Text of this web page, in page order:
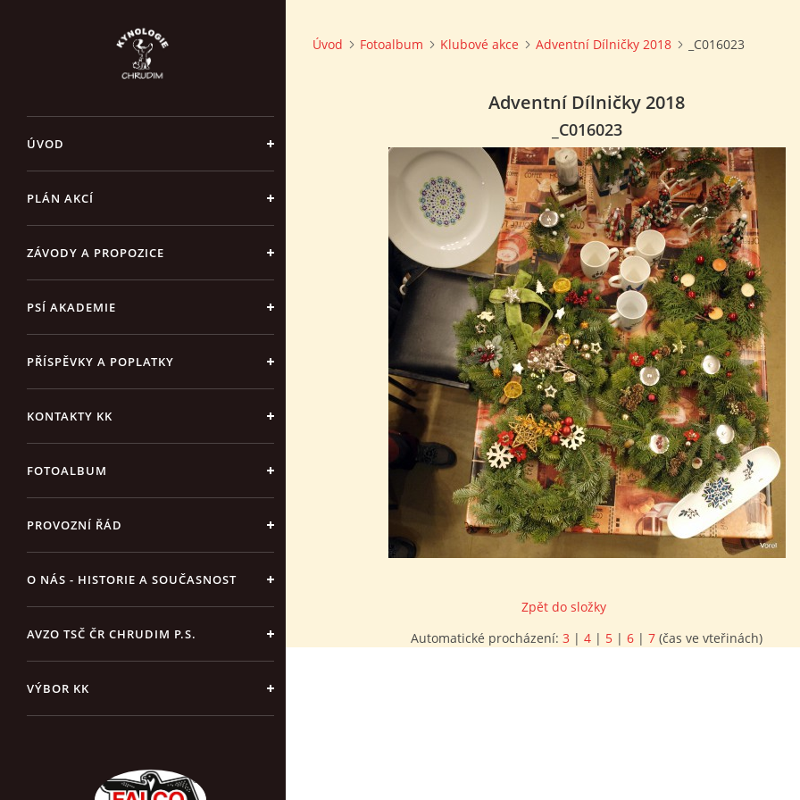
ÚVOD
PLÁN AKCÍ
ZÁVODY A PROPOZICE
PSÍ AKADEMIE
PŘÍSPĚVKY A POPLATKY
KONTAKTY KK
FOTOALBUM
PROVOZNÍ ŘÁD
O NÁS - HISTORIE A SOUČASNOST
AVZO TSČ ČR CHRUDIM P.S.
VÝBOR KK
Úvod Fotoalbum Klubové akce Adventní Dílničky 2018 _C016023
Adventní Dílničky 2018
_C016023
Zpět do složky
Automatické procházení: 3 | 4 | 5 | 6 | 7 (čas ve vteřinách)